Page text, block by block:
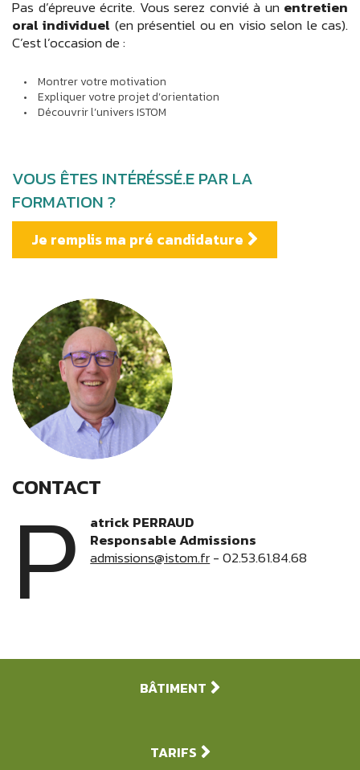
Pas d’épreuve écrite. Vous serez convié à un entretien
oral individuel (en présentiel ou en visio selon le cas).
C’est l’occasion de :
Montrer votre motivation
Expliquer votre projet d’orientation
Découvrir l’univers ISTOM
VOUS ÊTES INTÉRÉSSÉ.E PAR LA
FORMATION ?
Je remplis ma pré candidature
CONTACT
P
atrick PERRAUD
Responsable Admissions
admissions@istom.fr- 02.53.61.84.68
BÂTIMENT
TARIFS